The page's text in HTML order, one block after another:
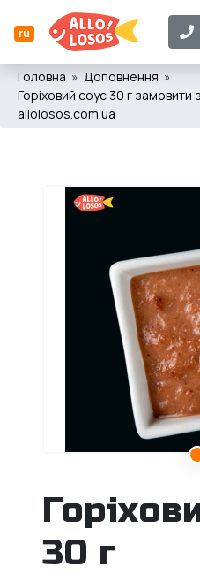
ru
Головна
Доповнення
Горіховий соус 30 г замовити
allolosos.com.ua
30 г